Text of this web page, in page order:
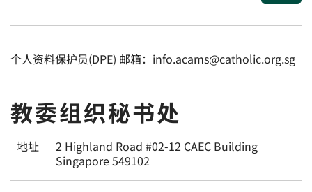
个人资料保护员(DPE) 邮箱：info.acams@catholic.org.sg
教委组织秘书处
地址
2 Highland Road #02-12 CAEC Building
Singapore 549102